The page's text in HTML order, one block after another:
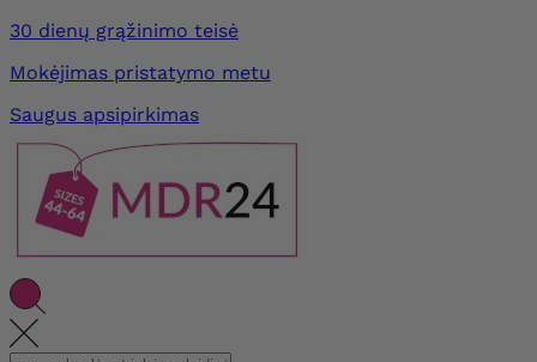
30 dienų grąžinimo teisė
Mokėjimas pristatymo metu
Saugus apsipirkimas